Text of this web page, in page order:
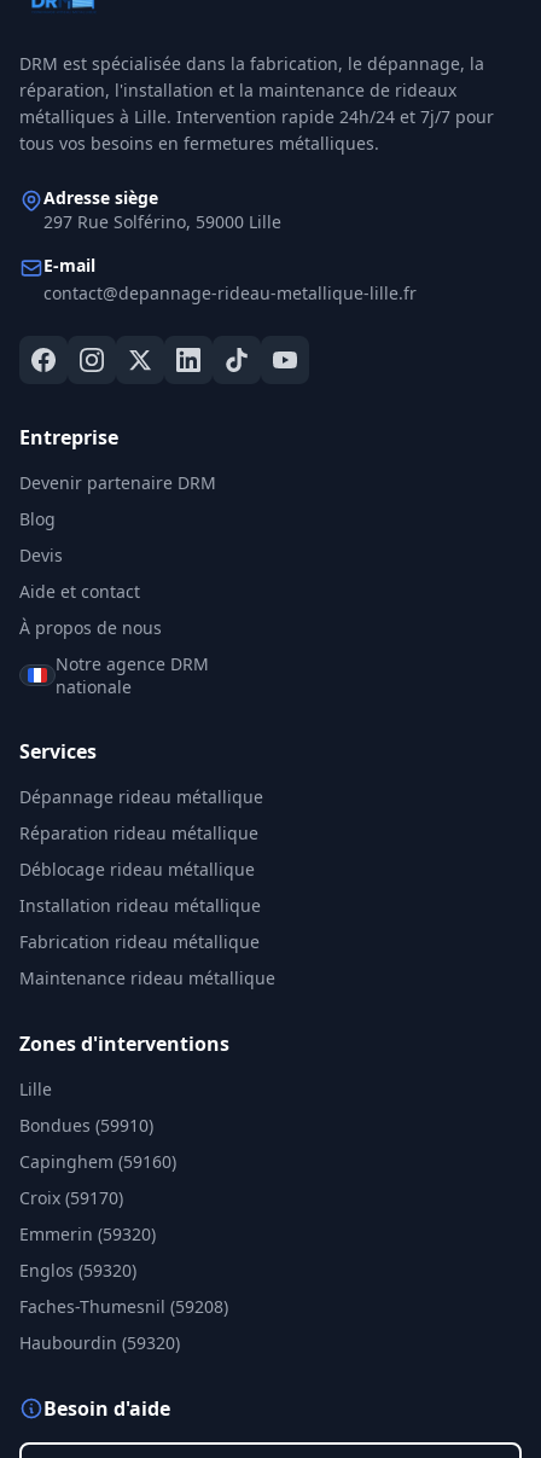
DRM est spécialisée dans la fabrication, le dépannage, la
réparation, l'installation et la maintenance de rideaux
métalliques à Lille. Intervention rapide 24h/24 et 7j/7 pour
tous vos besoins en fermetures métalliques.
Adresse siège
297 Rue Solférino, 59000 Lille
E-mail
contact@depannage-rideau-metallique-lille.fr
Entreprise
Devenir partenaire DRM
Blog
Devis
Aide et contact
À propos de nous
Notre agence DRM
nationale
Services
Dépannage rideau métallique
Réparation rideau métallique
Déblocage rideau métallique
Installation rideau métallique
Fabrication rideau métallique
Maintenance rideau métallique
Zones d'interventions
Lille
Bondues (59910)
Capinghem (59160)
Croix (59170)
Emmerin (59320)
Englos (59320)
Faches-Thumesnil (59208)
Haubourdin (59320)
Besoin d'aide